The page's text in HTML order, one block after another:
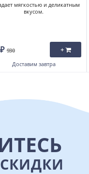
мягкостью и деликатным
вкусом.
930 +
Доставим завтра